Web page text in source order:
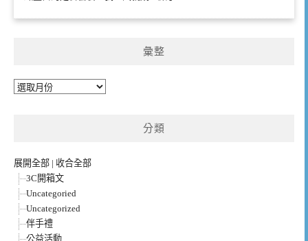
彙整
彙
分類
展開全部 | 收合全部
3C開箱文
Uncategoried
Uncategorized
伴手禮
公益活動